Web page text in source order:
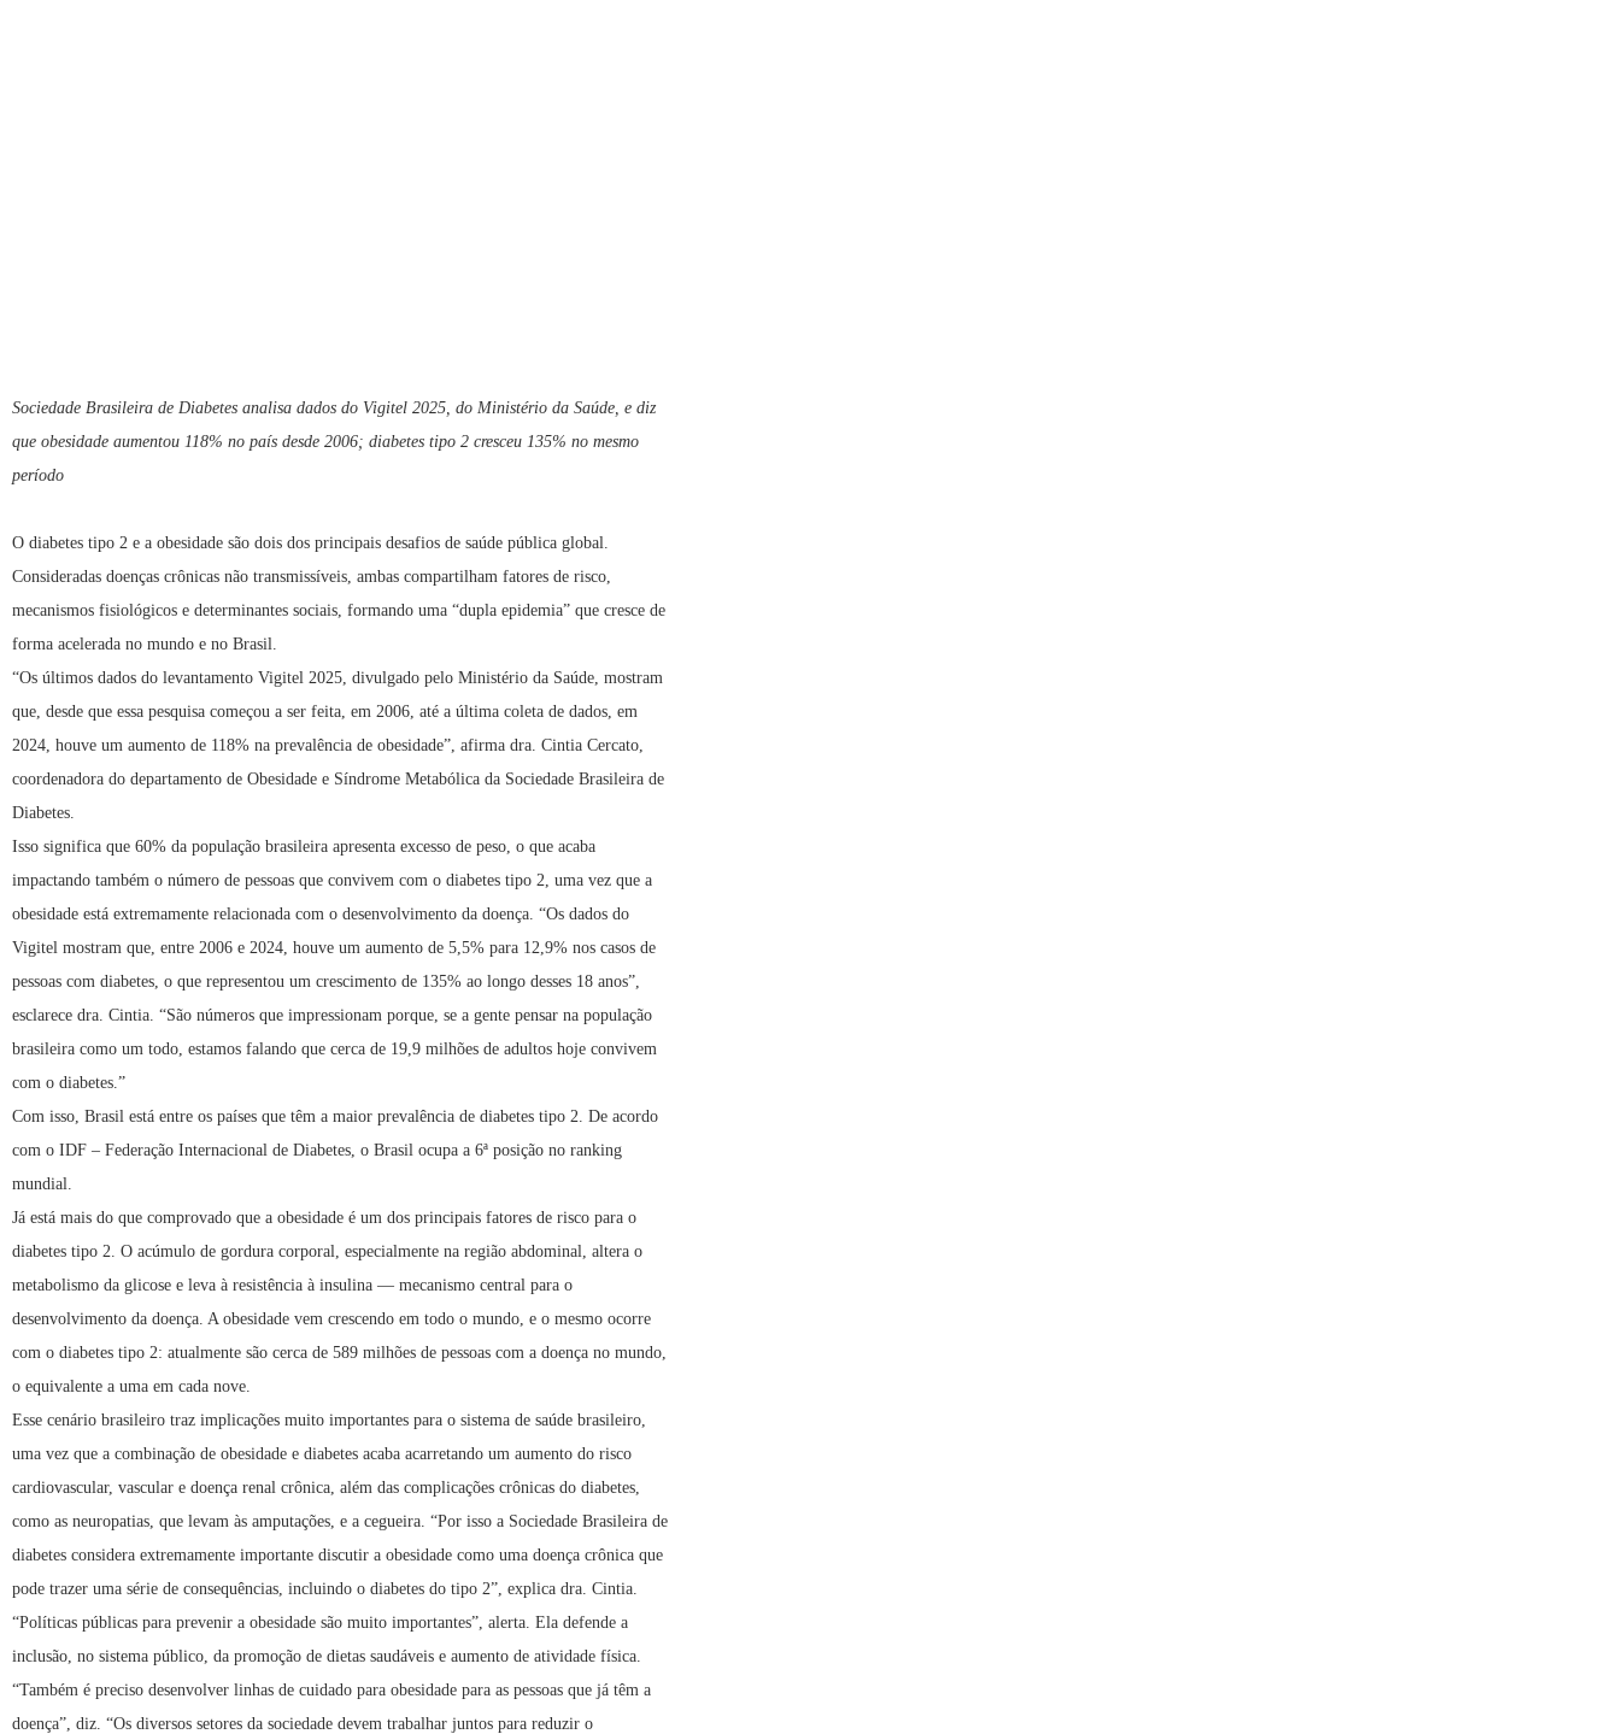
Sociedade Brasileira de Diabetes analisa dados do Vigitel 2025, do Ministério da Saúde, e diz
que obesidade aumentou 118% no país desde 2006; diabetes tipo 2 cresceu 135% no mesmo
período
O diabetes tipo 2 e a obesidade são dois dos principais desafios de saúde pública global.
Consideradas doenças crônicas não transmissíveis, ambas compartilham fatores de risco,
mecanismos fisiológicos e determinantes sociais, formando uma “dupla epidemia” que cresce de
forma acelerada no mundo e no Brasil.
“Os últimos dados do levantamento Vigitel 2025, divulgado pelo Ministério da Saúde, mostram
que, desde que essa pesquisa começou a ser feita, em 2006, até a última coleta de dados, em
2024, houve um aumento de 118% na prevalência de obesidade”, afirma dra. Cintia Cercato,
coordenadora do departamento de Obesidade e Síndrome Metabólica da Sociedade Brasileira de
Diabetes.
Isso significa que 60% da população brasileira apresenta excesso de peso, o que acaba
impactando também o número de pessoas que convivem com o diabetes tipo 2, uma vez que a
obesidade está extremamente relacionada com o desenvolvimento da doença. “Os dados do
Vigitel mostram que, entre 2006 e 2024, houve um aumento de 5,5% para 12,9% nos casos de
pessoas com diabetes, o que representou um crescimento de 135% ao longo desses 18 anos”,
esclarece dra. Cintia. “São números que impressionam porque, se a gente pensar na população
brasileira como um todo, estamos falando que cerca de 19,9 milhões de adultos hoje convivem
com o diabetes.”
Com isso, Brasil está entre os países que têm a maior prevalência de diabetes tipo 2. De acordo
com o IDF – Federação Internacional de Diabetes, o Brasil ocupa a 6ª posição no ranking
mundial.
Já está mais do que comprovado que a obesidade é um dos principais fatores de risco para o
diabetes tipo 2. O acúmulo de gordura corporal, especialmente na região abdominal, altera o
metabolismo da glicose e leva à resistência à insulina — mecanismo central para o
desenvolvimento da doença. A obesidade vem crescendo em todo o mundo, e o mesmo ocorre
com o diabetes tipo 2: atualmente são cerca de 589 milhões de pessoas com a doença no mundo,
o equivalente a uma em cada nove.
Esse cenário brasileiro traz implicações muito importantes para o sistema de saúde brasileiro,
uma vez que a combinação de obesidade e diabetes acaba acarretando um aumento do risco
cardiovascular, vascular e doença renal crônica, além das complicações crônicas do diabetes,
como as neuropatias, que levam às amputações, e a cegueira. “Por isso a Sociedade Brasileira de
diabetes considera extremamente importante discutir a obesidade como uma doença crônica que
pode trazer uma série de consequências, incluindo o diabetes do tipo 2”, explica dra. Cintia.
“Políticas públicas para prevenir a obesidade são muito importantes”, alerta. Ela defende a
inclusão, no sistema público, da promoção de dietas saudáveis e aumento de atividade física.
“Também é preciso desenvolver linhas de cuidado para obesidade para as pessoas que já têm a
doença”, diz. “Os diversos setores da sociedade devem trabalhar juntos para reduzir o